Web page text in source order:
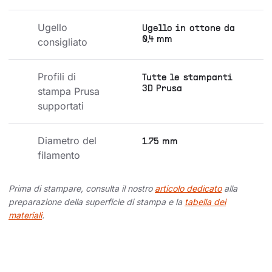
Ugello
consigliato
Ugello in ottone da
0,4 mm
Profili di
stampa Prusa
supportati
Tutte le stampanti
3D Prusa
Diametro del
filamento
1.75 mm
Prima di stampare, consulta il nostro articolo dedicatoalla
preparazione della superficie di stampa e la tabella dei
materiali.